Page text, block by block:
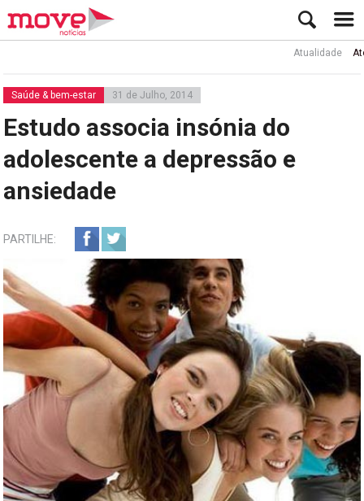
Atualidade Ator Rui
Saúde & bem-estar 31 de Julho, 2014
Estudo associa insónia do
adolescente a depressão e
ansiedade
PARTILHE: